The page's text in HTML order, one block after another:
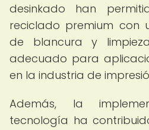
desinkado han
reciclado premium con
de blancura y
adecuado para
en la industria de
Además, la
tecnología ha